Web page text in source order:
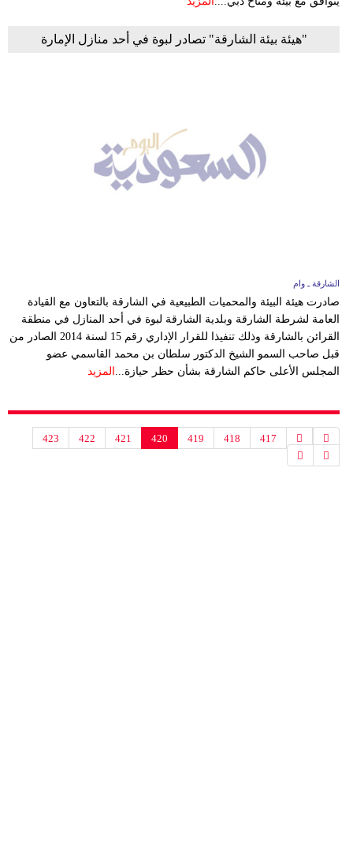
"هيئة بيئة الشارقة" تصادر لبوة في أحد منازل الإمارة
الشارقة ـ وام
صادرت هيئة البيئة والمحميات الطبيعية في الشارقة بالتعاون مع القيادة
العامة لشرطة الشارقة وبلدية الشارقة لبوة في أحد المنازل في منطقة
القرائن بالشارقة وذلك تنفيذا للقرار الإداري رقم 15 لسنة 2014 الصادر من
قبل صاحب السمو الشيخ الدكتور سلطان بن محمد القاسمي عضو
المجلس الأعلى حاكم الشارقة بشأن حظر حيازة... المزيد
417
418
419
420
421
422
423